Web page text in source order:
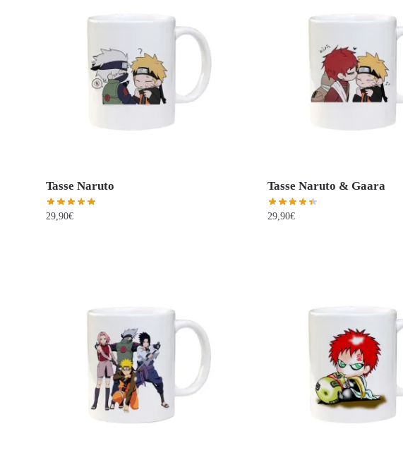
Tasse Naruto
29,90€
Tasse Naruto & Gaara
29,90€